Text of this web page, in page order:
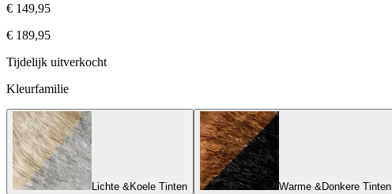
€ 149,95
€ 189,95
Tijdelijk uitverkocht
Kleurfamilie
Lichte &Koele Tinten Warme &Donkere Tinten